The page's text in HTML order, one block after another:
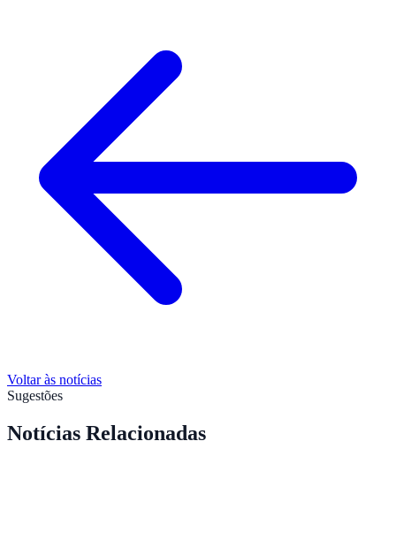
Voltar às notícias
Sugestões
Notícias Relacionadas